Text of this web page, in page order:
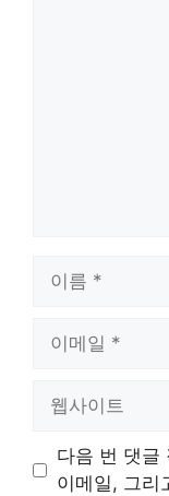
트
다음 번 댓글
이메일, 그리